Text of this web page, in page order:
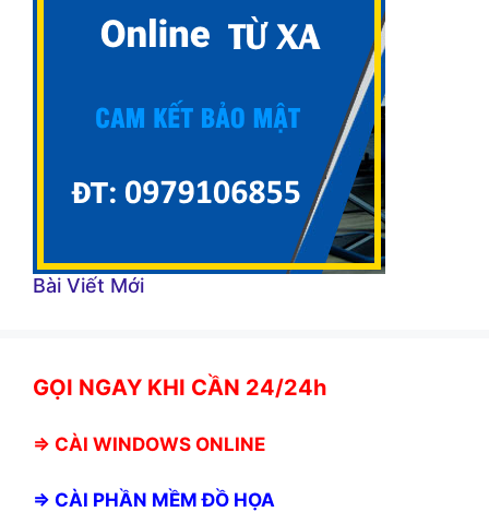
Bài Viết Mới
GỌI NGAY KHI CẦN 24/24h
⇒ CÀI WINDOWS ONLINE
⇒ CÀI PHẦN MỀM ĐỒ HỌA